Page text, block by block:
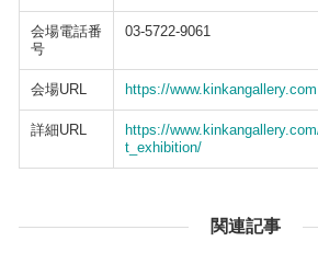
会場電話番
号
03-5722-9061
会場URL https://www.kinkangallery.com
詳細URL
https://
t_exhibition/
関連記事